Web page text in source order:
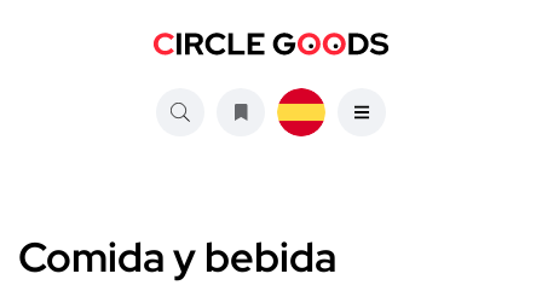
Comida y bebida